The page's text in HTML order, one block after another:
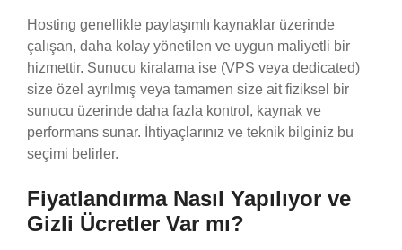
Hosting genellikle paylaşımlı kaynaklar üzerinde
çalışan, daha kolay yönetilen ve uygun maliyetli bir
hizmettir. Sunucu kiralama ise (VPS veya dedicated)
size özel ayrılmış veya tamamen size ait fiziksel bir
sunucu üzerinde daha fazla kontrol, kaynak ve
performans sunar. İhtiyaçlarınız ve teknik bilginiz bu
seçimi belirler.
Fiyatlandırma Nasıl Yapılıyor ve
Gizli Ücretler Var mı?